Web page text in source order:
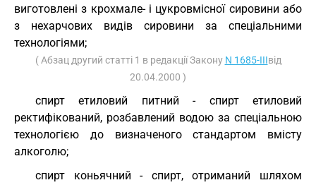
виготовлені з крохмале- і цукровмісної сировини або
з нехарчових видів сировини за спеціальними
технологіями;
( Абзац другий статті 1 в редакції Закону N 1685-IIIвід
20.04.2000 )
спирт етиловий питний - спирт етиловий
ректифікований, розбавлений водою за спеціальною
технологією до визначеного стандартом вмісту
алкоголю;
спирт коньячний - спирт, отриманий шляхом